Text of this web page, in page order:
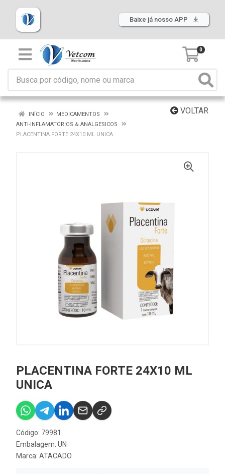
Baixe já nosso APP
0
VOLTAR
INÍCIO
MEDICAMENTOS
ANTI-INFLAMATORIOS & ANALGESICOS
PLACENTINA FORTE 24X10 ML UNICA
PLACENTINA FORTE 24X10 ML
UNICA
Código: 79981
Embalagem: UN
Marca: ATACADO